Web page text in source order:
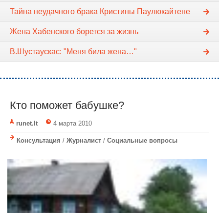
Тайна неудачного брака Кристины Паулюкайтене
Жена Хабенского борется за жизнь
В.Шустаускас: "Меня била жена…"
Кто поможет бабушке?
runet.lt 4 марта 2010
Консультация / Журналист / Социальные вопросы